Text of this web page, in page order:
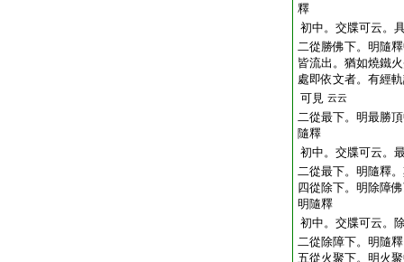
釋
初中。交牒可云。
二從勝佛下。明隨
皆流出。猶如燒鐵
處即依文者。有經
可見 云云
二從最下。明最勝
隨釋
初中。交牒可云。
二從最下。明隨釋
四從除下。明除障
明隨釋
初中。交牒可云。
二從除障下。明隨
五從火聚下。明火